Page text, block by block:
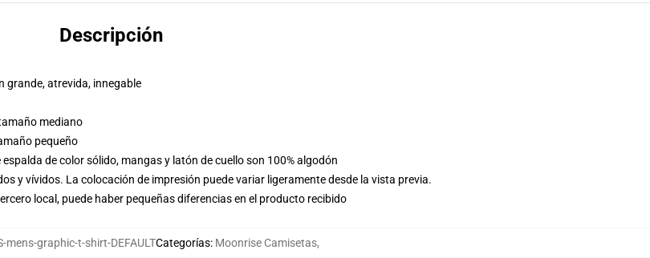
Descripción
grande, atrevida, innegable
mediano
pequeño
de color sólido, mangas y latón de cuello son 100% algodón
y vívidos. La colocación de impresión puede variar ligeramente desde la vista previa.
local, puede haber pequeñas diferencias en el producto recibido
mens-graphic-t-shirt-DEFAULTCategorías: Moonrise Camisetas,